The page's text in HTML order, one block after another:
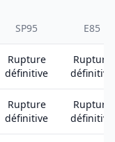
SP95 E85
Rupture
définitive
Rupture
définitive
Rupture
définitive
Rupture
définitive